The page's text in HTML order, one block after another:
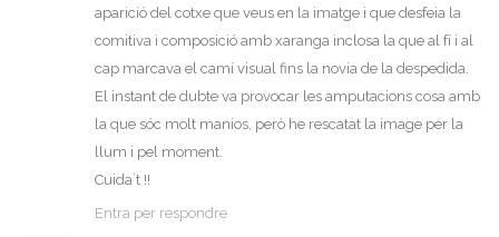
aparició del cotxe que veus en la imatge i que desfeia la
comitiva i composició amb xaranga inclosa la que al fí i al
cap marcava el camí visual fins la novia de la despedida.
El instant de dubte va provocar les amputacions cosa amb
la que sóc molt manios, però he rescatat la image per la
llum i pel moment.
Cuida´t !!
Entra per respondre